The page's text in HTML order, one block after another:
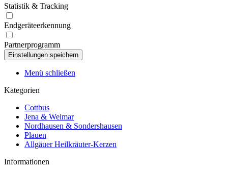
Statistik & Tracking
Endgeräteerkennung
Partnerprogramm
Menü schließen
Kategorien
Cottbus
Jena & Weimar
Nordhausen & Sondershausen
Plauen
Allgäuer Heilkräuter-Kerzen
Informationen